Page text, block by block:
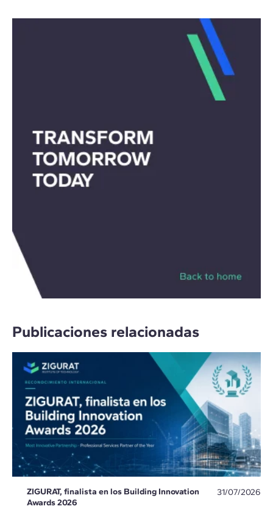
Publicaciones relacionadas
ZIGURAT, finalista en los Building Innovation
Awards 2026
31/07/2026